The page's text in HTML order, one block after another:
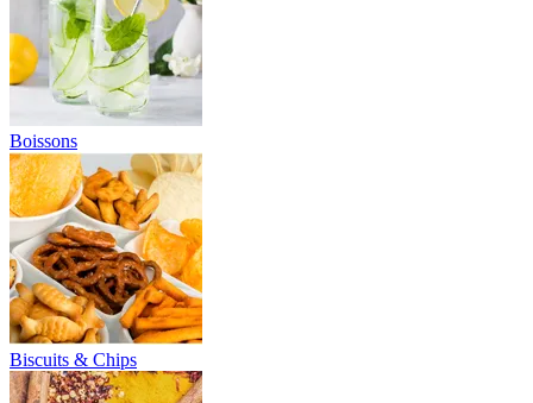
Boissons
Biscuits & Chips